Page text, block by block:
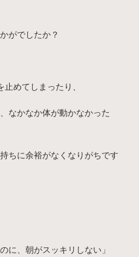
がでしたか？
めてしまったり、
なかなか体が動かなかった
ちに余裕がなくなりがちです
に、朝がスッキリしない」